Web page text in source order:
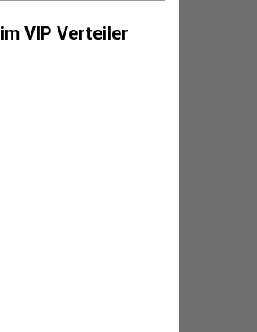
VIP Verteiler